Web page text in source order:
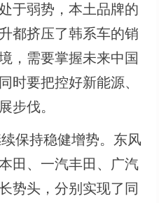
于弱势，本土品牌的
都挤压了韩系车的销
，需要掌握未来中国
时要把控好新能源、
步伐。
保持稳健增势。东风
田、一汽丰田、广汽
势头，分别实现了同